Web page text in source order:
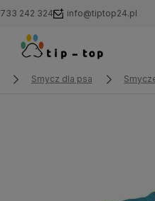
733 242 324 info@tiptop24.pl
Smycz dla psa